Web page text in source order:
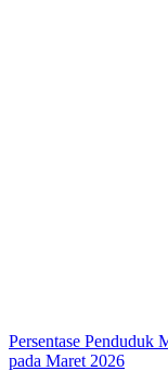
Persentase Penduduk
pada Maret 2026